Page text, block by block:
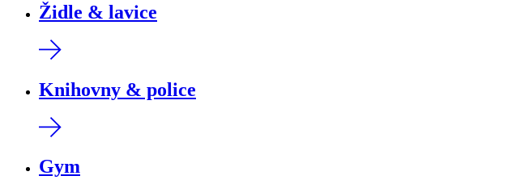
Židle & lavice
Knihovny & police
Gym